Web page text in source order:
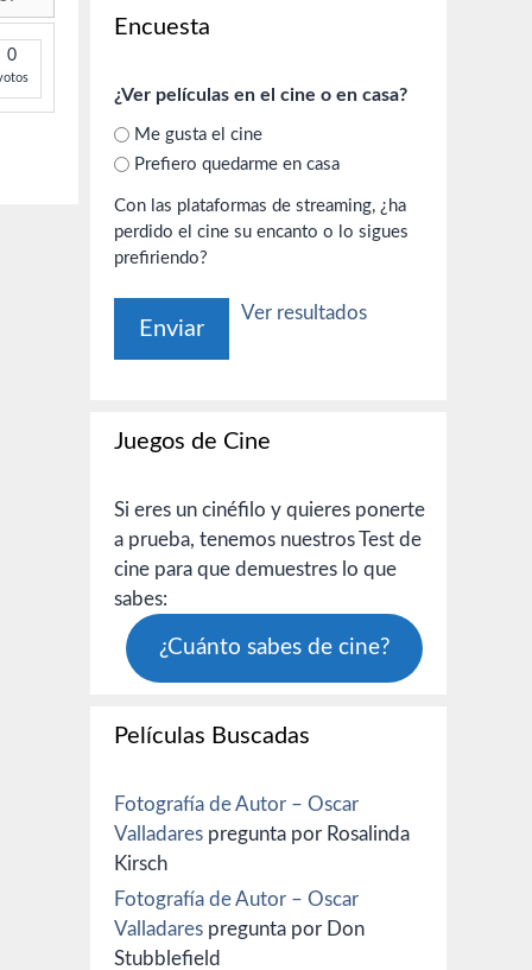
0
Encuesta
¿Ver películas en el cine o en casa?
Me gusta el cine
Prefiero quedarme en casa
Con las plataformas de streaming, ¿ha
perdido el cine su encanto o lo sigues
prefiriendo?
Ver resultados
Juegos de Cine
Si eres un cinéfilo y quieres ponerte
a prueba, tenemos nuestros Test de
cine para que demuestres lo que
sabes:
¿Cuánto sabes de cine?
Películas Buscadas
Fotografía de Autor – Oscar
Valladares pregunta por Rosalinda
Kirsch
Fotografía de Autor – Oscar
Valladares pregunta por Don
Stubblefield